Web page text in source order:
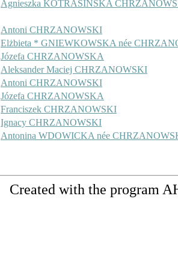
Agnieszka KOTRASIŃSKA
Antoni CHRZANOWSKI
Elżbieta * GNIEWKOWSKA née
Józefa CHRZANOWSKA
Aleksander Maciej CHRZANOWSKI
Antoni CHRZANOWSKI
Józefa CHRZANOWSKA
Franciszek CHRZANOWSKI
Ignacy CHRZANOWSKI
Antonina WDOWICKA née
Created with the program